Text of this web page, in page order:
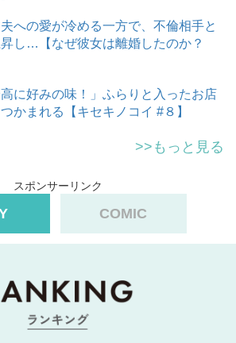
夫への愛が冷める一方で、不倫相手と
し…【なぜ彼女は離婚したのか？
高に好みの味！」ふらりと入ったお店
かまれる【キセキノコイ #８】
>>もっと見る
スポンサーリンク
COMIC